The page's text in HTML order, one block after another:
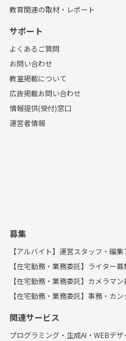
教育関連の取材・レポート
サポート
よくあるご質問
お問い合わせ
教室掲載について
広告掲載お問い合わせ
情報提供(受付)窓口
運営者情報
募集
【アルバイト】運営スタッフ・編
【在宅勤務・業務委託】ライター
【在宅勤務・業務委託】カメラマン
【在宅勤務・業務委託】事務・カ
関連サービス
プログラミング・生成AI・WEBデ